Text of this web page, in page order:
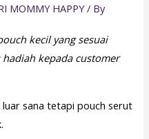
MOMMY HAPPY/ By
kecil yang sesuai
kepada customer
sana tetapi pouch serut